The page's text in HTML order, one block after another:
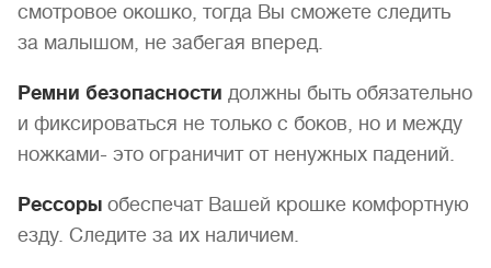
смотровое окошко, тогда Вы сможете следить
за малышом, не забегая вперед.
Ремни безопасности должны быть обязательно
и фиксироваться не только с боков, но и между
ножками- это ограничит от ненужных падений.
Рессоры обеспечат Вашей крошке комфортную
езду. Следите за их наличием.